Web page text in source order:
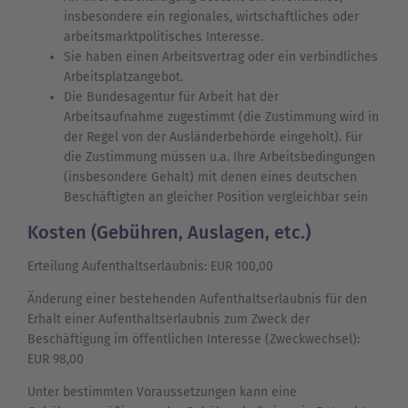
insbesondere ein regionales, wirtschaftliches oder
arbeitsmarktpolitisches Interesse.
Sie haben einen Arbeitsvertrag oder ein verbindliches
Arbeitsplatzangebot.
Die Bundesagentur für Arbeit hat der
Arbeitsaufnahme zugestimmt (die Zustimmung wird in
der Regel von der Ausländerbehörde eingeholt). Für
die Zustimmung müssen u.a. Ihre Arbeitsbedingungen
(insbesondere Gehalt) mit denen eines deutschen
Beschäftigten an gleicher Position vergleichbar sein
Kosten (Gebühren, Auslagen, etc.)
Erteilung Aufenthaltserlaubnis: EUR 100,00
Änderung einer bestehenden Aufenthaltserlaubnis für den
Erhalt einer Aufenthaltserlaubnis zum Zweck der
Beschäftigung im öffentlichen Interesse (Zweckwechsel):
EUR 98,00
Unter bestimmten Voraussetzungen kann eine